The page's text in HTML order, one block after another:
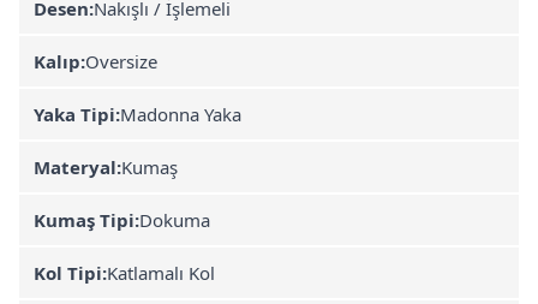
Desen:Nakışlı / İşlemeli
Kalıp:Oversize
Yaka Tipi:Madonna Yaka
Materyal:Kumaş
Kumaş Tipi:Dokuma
Kol Tipi:Katlamalı Kol